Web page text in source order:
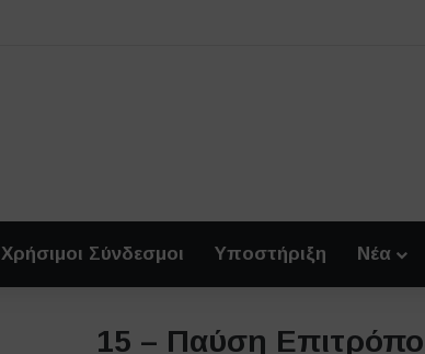
Χρήσιμοι Σύνδεσμοι Υποστήριξη Νέα
15 – Παύση